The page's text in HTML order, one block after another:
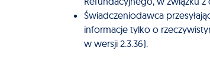
Świadczeniodawca
informacje tylko o
w wersji 2.3.36).